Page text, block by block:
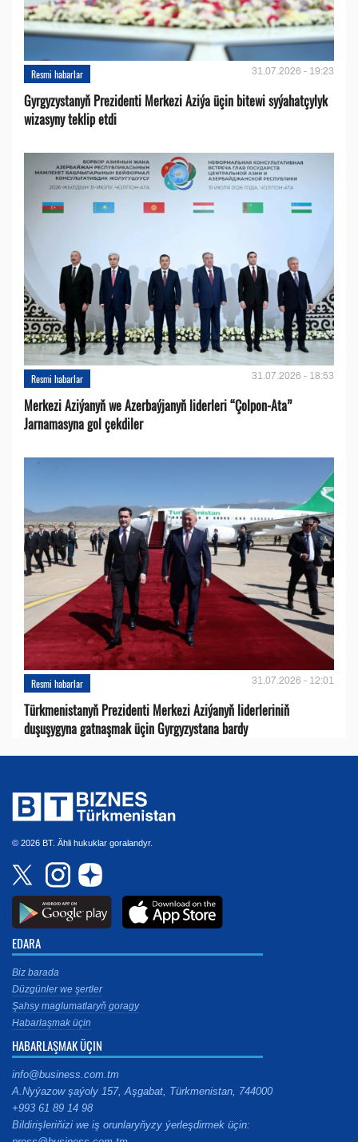
Resmi habarlar 31.07.2026 - 19:23
Gyrgyzystanyň Prezidenti Merkezi Aziýa üçin bitewi syýahatçylyk
wizasyny teklip etdi
Resmi habarlar 31.07.2026 - 18:53
Merkezi Aziýanyň we Azerbaýjanyň liderleri “Çolpon-Ata”
Jarnamasyna gol çekdiler
Resmi habarlar 31.07.2026 - 12:01
Türkmenistanyň Prezidenti Merkezi Aziýanyň liderleriniň
duşuşygyna gatnaşmak üçin Gyrgyzystana bardy
© 2026 BT. Ähli hukuklar goralandyr.
EDARA
Biz barada
Düzgünler we şertler
Şahsy maglumatlaryň goragy
Habarlaşmak üçin
HABARLAŞMAK ÜÇIN
info@business.com.tm
A.Nyýazow şaýoly 157, Aşgabat, Türkmenistan, 744000
+993 61 89 14 98
Bildirişleriňizi we iş orunlaryňyzy ýerleşdirmek üçin: